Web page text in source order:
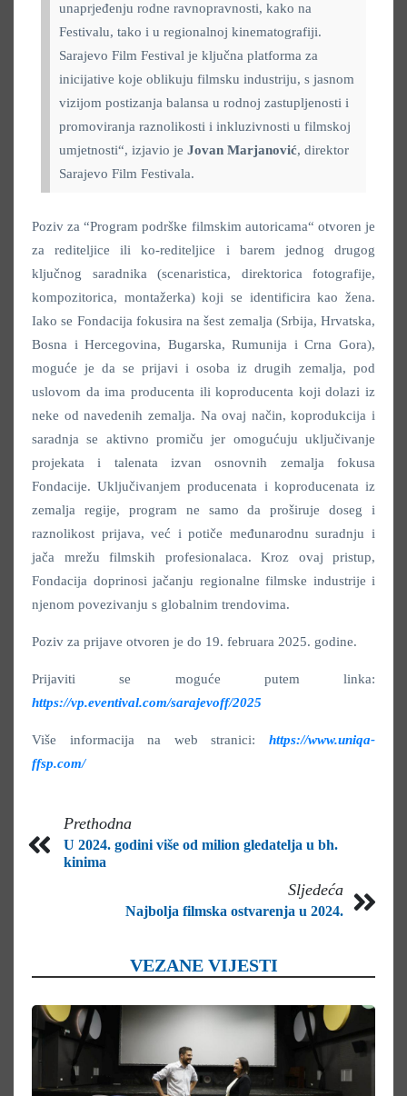
unaprjeđenju rodne ravnopravnosti, kako na
Festivalu, tako i u regionalnoj kinematografiji.
Sarajevo Film Festival je ključna platforma za
inicijative koje oblikuju filmsku industriju, s jasnom
vizijom postizanja balansa u rodnoj zastupljenosti i
promoviranja raznolikosti i inkluzivnosti u filmskoj
umjetnosti“, izjavio je Jovan Marjanović, direktor
Sarajevo Film Festivala.
Poziv za “Program podrške filmskim autoricama“ otvoren je
za rediteljice ili ko-rediteljice i barem jednog drugog
ključnog saradnika (scenaristica, direktorica fotografije,
kompozitorica, montažerka) koji se identificira kao žena.
Iako se Fondacija fokusira na šest zemalja (Srbija, Hrvatska,
Bosna i Hercegovina, Bugarska, Rumunija i Crna Gora),
moguće je da se prijavi i osoba iz drugih zemalja, pod
uslovom da ima producenta ili koproducenta koji dolazi iz
neke od navedenih zemalja. Na ovaj način, koprodukcija i
saradnja se aktivno promiču jer omogućuju uključivanje
projekata i talenata izvan osnovnih zemalja fokusa
Fondacije. Uključivanjem producenata i koproducenata iz
zemalja regije, program ne samo da proširuje doseg i
raznolikost prijava, već i potiče međunarodnu suradnju i
jača mrežu filmskih profesionalaca. Kroz ovaj pristup,
Fondacija doprinosi jačanju regionalne filmske industrije i
njenom povezivanju s globalnim trendovima.
Poziv za prijave otvoren je do 19. februara 2025. godine.
Prijaviti se moguće putem linka:
https://vp.eventival.com/sarajevoff/2025
Više informacija na web stranici: https://www.uniqa-
ffsp.com/
Prethodna
U 2024. godini više od milion gledatelja u bh.
kinima
Sljedeća
Najbolja filmska ostvarenja u 2024.
VEZANE VIJESTI